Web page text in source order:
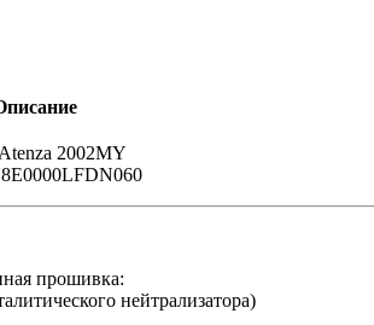
2002MY
прошивка:
нейтрализатора)